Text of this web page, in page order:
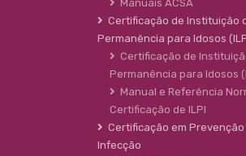
Manuais ACSA
Certificação de Instituição
Permanência para Idosos
Certificação de
Permanência para Idosos
Manual e Referência
Certificação de ILPI
Certificação em
Infecção